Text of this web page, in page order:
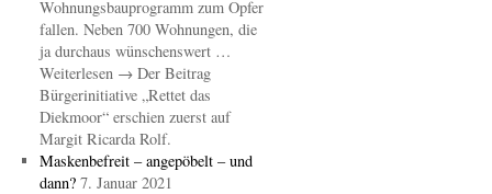
Wohnungsbauprogramm zum Opfer
fallen. Neben 700 Wohnungen, die
ja durchaus wünschenswert …
Weiterlesen → Der Beitrag
Bürgerinitiative „Rettet das
Diekmoor“ erschien zuerst auf
Margit Ricarda Rolf.
Maskenbefreit – angepöbelt – und
dann? 7. Januar 2021